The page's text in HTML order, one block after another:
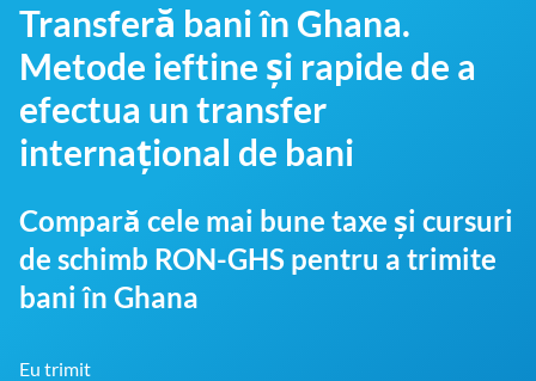
Transferă bani în Ghana.
Metode ieftine și rapide de a
efectua un transfer
internațional de bani
Compară cele mai bune taxe și cursuri
de schimb RON-GHS pentru a trimite
bani în Ghana
Eu trimit